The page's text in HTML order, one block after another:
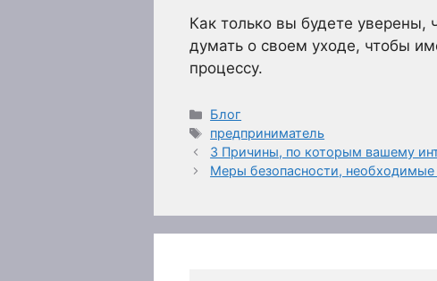
Как только вы будете уверены,
думать о своем уходе, чтобы
процессу.
Рубрики
Блог
Метки
предприниматель
3 Причины, по которым вашему
Меры безопасности,